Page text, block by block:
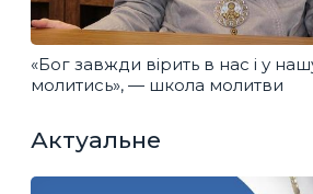
«Бог завжди вірить в нас і у
молитись», — школа молитви
Актуальне